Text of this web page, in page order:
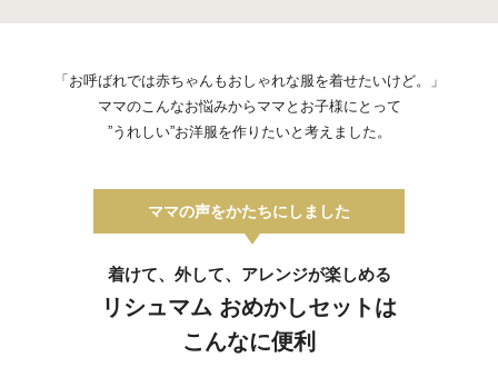
「お呼ばれでは赤ちゃんもおしゃれな服を着せたいけど。」
ママのこんなお悩みからママとお子様にとって
”うれしい”お洋服を作りたいと考えました。
ママの声をかたちにしました
着けて、外して、アレンジが楽しめる
リシュマム おめかしセットは
こんなに便利